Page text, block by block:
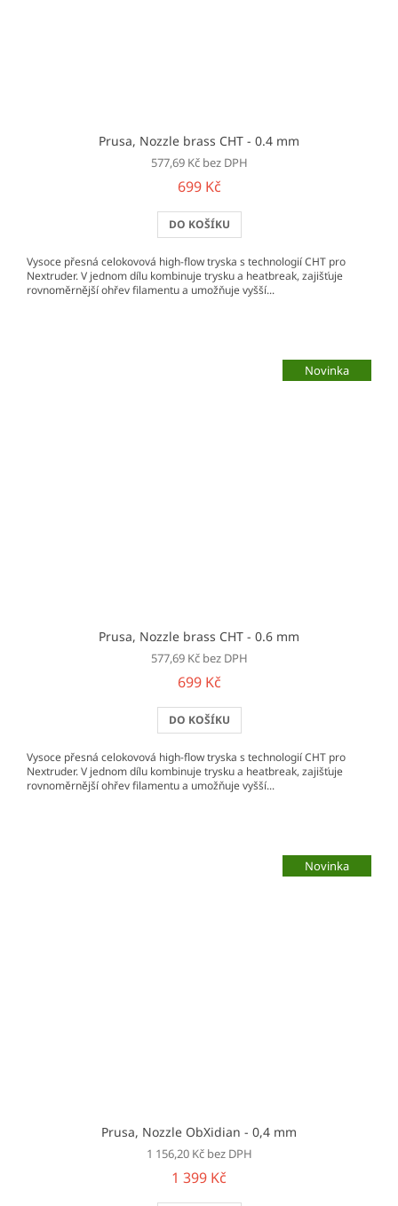
Prusa, Nozzle brass CHT - 0.4 mm
577,69 Kč bez DPH
699 Kč
DO KOŠÍKU
Vysoce přesná celokovová high-flow tryska s technologií CHT pro
Nextruder. V jednom dílu kombinuje trysku a heatbreak, zajišťuje
rovnoměrnější ohřev filamentu a umožňuje vyšší...
Novinka
Prusa, Nozzle brass CHT - 0.6 mm
577,69 Kč bez DPH
699 Kč
DO KOŠÍKU
Vysoce přesná celokovová high-flow tryska s technologií CHT pro
Nextruder. V jednom dílu kombinuje trysku a heatbreak, zajišťuje
rovnoměrnější ohřev filamentu a umožňuje vyšší...
Novinka
Prusa, Nozzle ObXidian - 0,4 mm
1 156,20 Kč bez DPH
1 399 Kč